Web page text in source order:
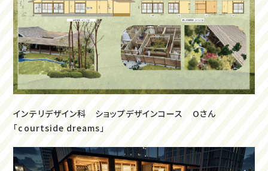
インテリデザイン科 ショップデザインコース Oさん
「courtside dreams」